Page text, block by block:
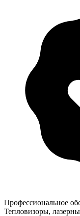
Профессиональное
Тепловизоры,